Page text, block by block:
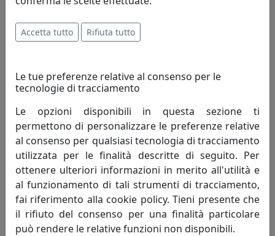
SET SCRIVANIA BRANDO 60X36 IN CUOIO, 6 PEZZI, LIMAC DESIGN,
BIANCO, CODICE STBR06CC0007
Limac Design
516,00 €
Accetta tutto Rifiuta tutto
Le tue preferenze relative al consenso per le
tecnologie di tracciamento
Le opzioni disponibili in questa sezione ti
permettono di personalizzare le preferenze relative
al consenso per qualsiasi tecnologia di tracciamento
utilizzata per le finalità descritte di seguito. Per
ottenere ulteriori informazioni in merito all'utilità e
al funzionamento di tali strumenti di tracciamento,
fai riferimento alla cookie policy. Tieni presente che
il rifiuto del consenso per una finalità particolare
può rendere le relative funzioni non disponibili.